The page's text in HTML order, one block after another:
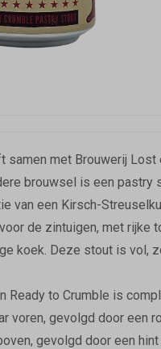
samen met Brouwerij
brouwsel is een pastry
van een Kirsch-
de zintuigen, met rijke
koek. Deze stout is vol,
Ready to Crumble is
voren, gevolgd door een
gevolgd door een